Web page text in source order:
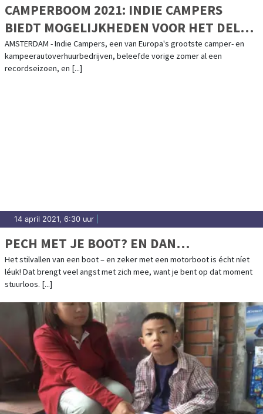
CAMPERBOOM 2021: INDIE CAMPERS
BIEDT MOGELIJKHEDEN VOOR HET DELEN
VAN CAMPERS
AMSTERDAM - Indie Campers, een van Europa's grootste camper- en
kampeerautoverhuurbedrijven, beleefde vorige zomer al een
recordseizoen, en [...]
14 april 2021, 6:30 uur
PECH MET JE BOOT? EN DAN…
Het stilvallen van een boot – en zeker met een motorboot is écht níet
léuk! Dat brengt veel angst met zich mee, want je bent op dat moment
stuurloos. [...]